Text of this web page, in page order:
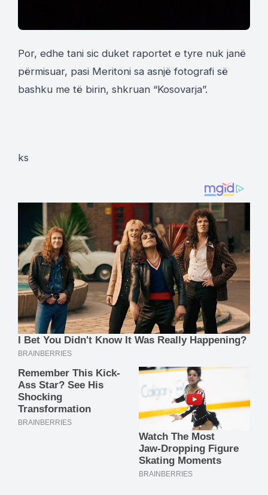
Por, edhe tani sic duket raportet e tyre nuk janë
përmisuar, pasi Meritoni sa asnjë fotografi së
bashku me të birin, shkruan “Kosovarja”.
ks